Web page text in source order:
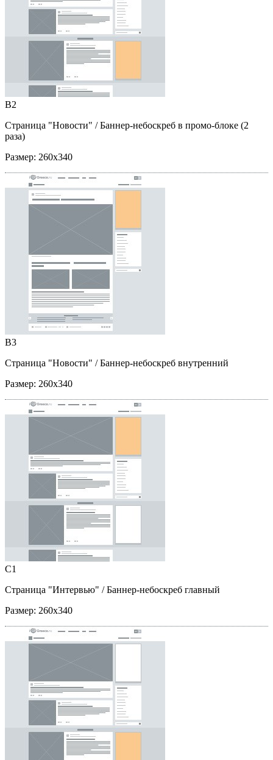
B2
Страница "Новости" / Баннер-небоскреб в промо-блоке (2
раза)
Размер: 260x340
B3
Страница "Новости" / Баннер-небоскреб внутренний
Размер: 260x340
C1
Страница "Интервью" / Баннер-небоскреб главный
Размер: 260x340